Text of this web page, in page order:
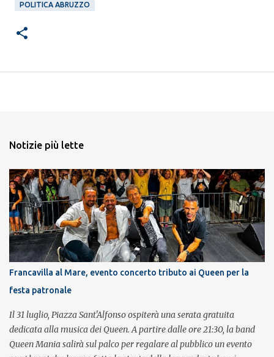
POLITICA ABRUZZO
Notizie più lette
Francavilla al Mare, evento concerto tributo ai Queen per la
festa patronale
Il 31 luglio, Piazza Sant'Alfonso ospiterà una serata gratuita
dedicata alla musica dei Queen. A partire dalle ore 21:30, la band
Queen Mania salirà sul palco per regalare al pubblico un evento